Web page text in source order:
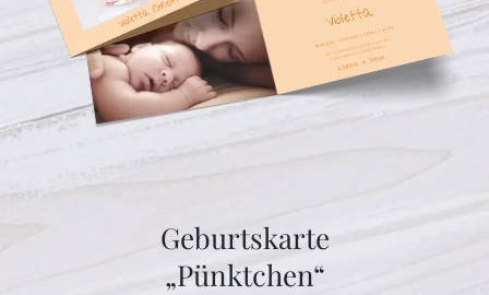
Geburtskarte
„Pünktchen“